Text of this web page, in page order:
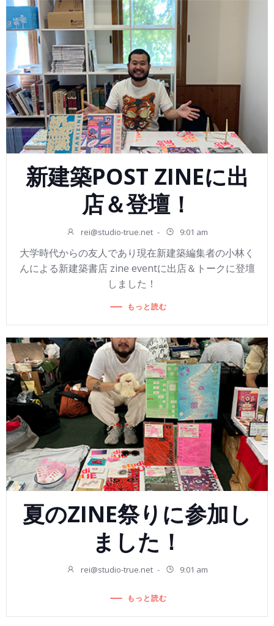
新建築POST ZINEに出
店＆登壇！
rei@studio-true.net - 9:01 am
大学時代からの友人であり現在新建築編集者の小林く
んによる新建築書店 zine eventに出店＆トークに登壇
しました！
もっと読む
夏のZINE祭りに参加し
ました！
rei@studio-true.net - 9:01 am
もっと読む